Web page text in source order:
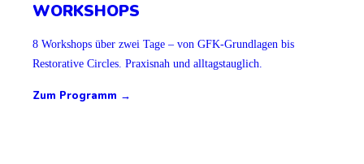
WORKSHOPS
8 Workshops über zwei Tage – von GFK-Grundlagen bis
Restorative Circles. Praxisnah und alltagstauglich.
Zum Programm →